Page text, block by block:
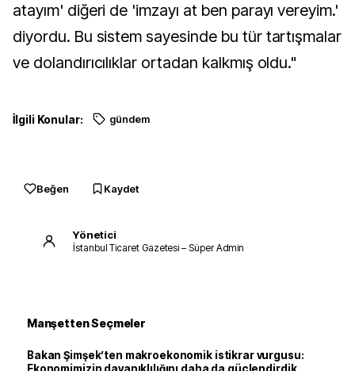
atayım' diğeri de 'imzayı at ben parayı vereyim.'
diyordu. Bu sistem sayesinde bu tür tartışmalar
ve dolandırıcılıklar ortadan kalkmış oldu."
İlgili Konular: gündem
Beğen Kaydet
Yönetici
İstanbul Ticaret Gazetesi – Süper Admin
Manşetten Seçmeler
Bakan Şimşek’ten makroekonomik istikrar vurgusu: